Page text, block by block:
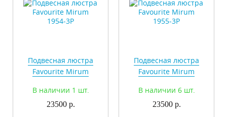
Подвесная люстра
Favourite Mirum
В наличии 1 шт.
23500 р.
Подвесная люстра
Favourite Mirum
В наличии 6 шт.
23500 р.